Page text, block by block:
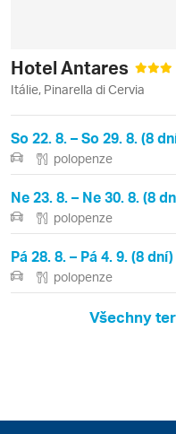
Hotel Antares
Itálie, Pinarella di Cervia
So 22. 8. – So 29. 8. (8
polopenze
Ne 23. 8. – Ne 30. 8. (8
polopenze
Pá 28. 8. – Pá 4. 9. (8 dní)
polopenze
Všechny